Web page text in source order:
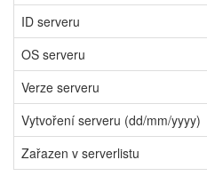
ID serveru
OS serveru
Verze serveru
Vytvoření serveru (dd/mm/yyyy)
Zařazen v serverlistu